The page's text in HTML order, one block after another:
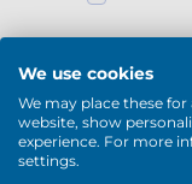
We use cookies
We may place these
website, show
experience. For more
settings.